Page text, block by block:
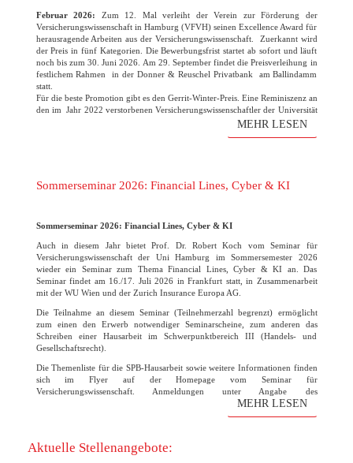
Februar 2026: Zum 12. Mal verleiht der Verein zur Förderung der
Versicherungswissenschaft in Hamburg (VFVH) seinen Excellence Award für
herausragende Arbeiten aus der Versicherungswissenschaft. Zuerkannt wird
der Preis in fünf Kategorien. Die Bewerbungsfrist startet ab sofort und läuft
noch bis zum 30. Juni 2026. Am 29. September findet die Preisverleihung in
festlichem Rahmen in der Donner & Reuschel Privatbank am Ballindamm
statt.
Für die beste Promotion gibt es den Gerrit-Winter-Preis. Eine Reminiszenz an
den im Jahr 2022 verstorbenen Versicherungswissenschaftler der Universität
Hamburg. Der Verein freut sich wie immer auf die zahlreichen
MEHR LESEN
Sommerseminar 2026: Financial Lines, Cyber & KI
Sommerseminar 2026: Financial Lines, Cyber & KI
Auch in diesem Jahr bietet Prof. Dr. Robert Koch vom Seminar für
Versicherungswissenschaft der Uni Hamburg im Sommersemester 2026
wieder ein Seminar zum Thema Financial Lines, Cyber & KI an. Das
Seminar findet am 16./17. Juli 2026 in Frankfurt statt, in Zusammenarbeit
mit der WU Wien und der Zurich Insurance Europa AG.
Die Teilnahme an diesem Seminar (Teilnehmerzahl begrenzt) ermöglicht
zum einen den Erwerb notwendiger Seminarscheine, zum anderen das
Schreiben einer Hausarbeit im Schwerpunktbereich III (Handels- und
Gesellschaftsrecht).
Die Themenliste für die SPB-Hausarbeit sowie weitere Informationen finden
sich im Flyer auf der Homepage vom Seminar für
Versicherungswissenschaft. Anmeldungen unter Angabe des
Themenwunsches bitte bis zum 31. März 2026 direkt an den Lehrstuhl
Robert Koch. Die Vorbesprechung und finale Themenvergabe findet am 07.
MEHR LESEN
Aktuelle Stellenangebote: